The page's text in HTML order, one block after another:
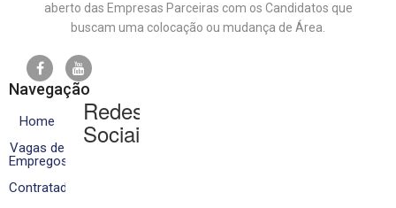
aberto das Empresas Parceiras com os Candidatos que
buscam uma colocação ou mudança de Área.
Navegação
Home
Vagas de
Empregos
Contratados
Redes
Sociais